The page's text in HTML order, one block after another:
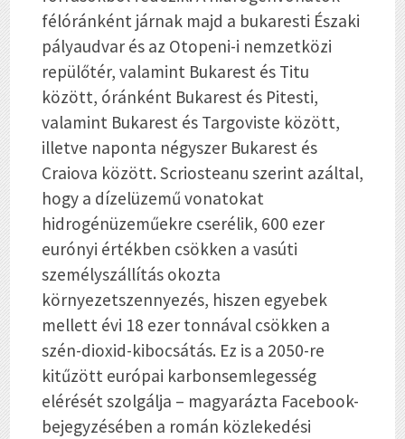
félóránként járnak majd a bukaresti Északi
pályaudvar és az Otopeni-i nemzetközi
repülőtér, valamint Bukarest és Titu
között, óránként Bukarest és Pitesti,
valamint Bukarest és Targoviste között,
illetve naponta négyszer Bukarest és
Craiova között. Scriosteanu szerint azáltal,
hogy a dízelüzemű vonatokat
hidrogénüzeműekre cserélik, 600 ezer
eurónyi értékben csökken a vasúti
személyszállítás okozta
környezetszennyezés, hiszen egyebek
mellett évi 18 ezer tonnával csökken a
szén-dioxid-kibocsátás. Ez is a 2050-re
kitűzött európai karbonsemlegesség
elérését szolgálja – magyarázta Facebook-
bejegyzésében a román közlekedési